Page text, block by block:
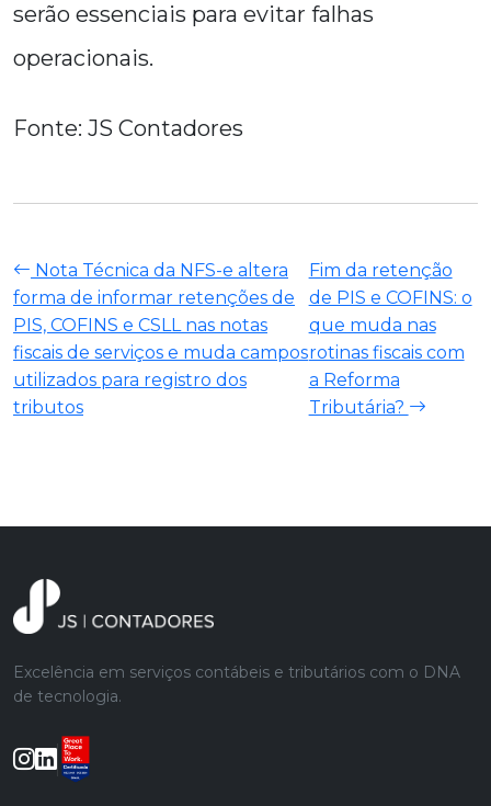
serão essenciais para evitar falhas
operacionais.
Fonte: JS Contadores
Nota Técnica da NFS-e altera
forma de informar retenções de
PIS, COFINS e CSLL nas notas
fiscais de serviços e muda campos
utilizados para registro dos
tributos
Fim da retenção
de PIS e COFINS: o
que muda nas
rotinas fiscais com
a Reforma
Tributária?
Excelência em serviços contábeis e tributários com o DNA
de tecnologia.